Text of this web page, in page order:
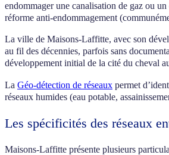
endommager une canalisation de gaz ou
réforme anti-endommagement
La ville de Maisons-Laffitte, avec son
au fil des décennies, parfois sans
développement initial de la cité du cheval
La Géo-détection de réseaux permet
réseaux humides (eau potable,
Les spécificités des réseaux
Maisons-Laffitte présente plusieurs